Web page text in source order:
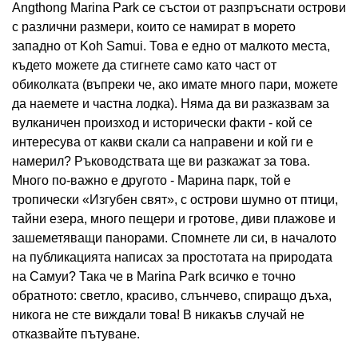
Angthong Marina Park се състои от разпръснати острови
с различни размери, които се намират в морето
западно от Koh Samui. Това е едно от малкото места,
където можете да стигнете само като част от
обиколката (въпреки че, ако имате много пари, можете
да наемете и частна лодка). Няма да ви разказвам за
вулканичен произход и исторически факти - кой се
интересува от какви скали са направени и кой ги е
намерил? Ръководствата ще ви разкажат за това.
Много по-важно е другото - Марина парк, той е
тропически «Изгубен свят», с острови шумно от птици,
тайни езера, много пещери и гротове, диви плажове и
зашеметяващи панорами. Спомнете ли си, в началото
на публикацията написах за простотата на природата
на Самуи? Така че в Marina Park всичко е точно
обратното: светло, красиво, слънчево, спиращо дъха,
никога не сте виждали това! В никакъв случай не
отказвайте пътуване.